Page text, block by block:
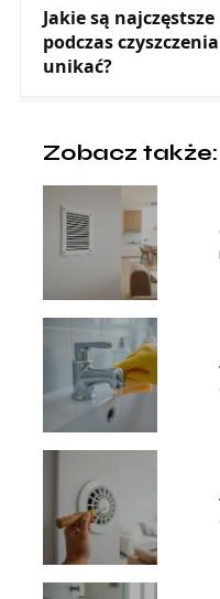
Jakie są
podczas
unikać?
Zobacz także: